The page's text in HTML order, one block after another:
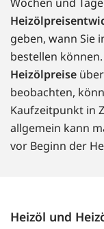
geben, wann Sie
bestellen
Heizölpreise
beobachten,
Kaufzeitpunkt in
allgemein kann
vor Beginn der
Heizöl und